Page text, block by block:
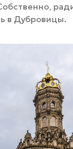
в Дубровицы.